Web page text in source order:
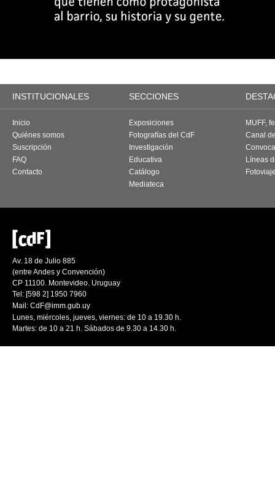
INSTITUCIONALES SECCIONES
Inicio
Quiénes somos
Suscripción
FAQ
Contacto
Exposiciones
Fotografías del CdF
Investigación
Educativa
Catálogo
Mediateca
MUFF,
Canal
Líneas
Av. 18 de Julio 885
(entre Andes y Convención)
CP 11100. Montevideo. Uruguay
Tel: [598 2] 1950 7960
Mail: CdF@imm.gub.uy
Lunes, miércoles, jueves, viernes: de 10 a 19.30 h.
Martes: de 10 a 21 h. Sábados de 9.30 a 14.30 h.